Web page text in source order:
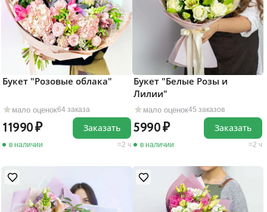
мало оценок64 заказа
Букет "Розовые облака"
11990
в наличии 2 ч
Заказать
мало оценок45 заказов
Букет "Белые Розы и
Лилии"
5990
в наличии 2 ч
Заказать